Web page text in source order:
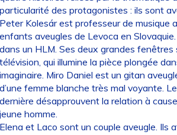
des protagonistes : ils sont
Kolesár est professeur de musique
aveugles de Levoca en
un HLM. Ses deux grandes fenêtres
qui illumine la pièce plongée
Miro Daniel est un gitan
femme blanche très mal voyante.
désapprouvent la relation à
homme.
et Laco sont un couple aveugle. Ils